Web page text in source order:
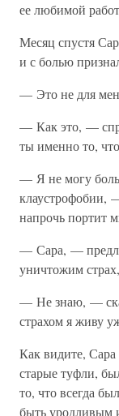
ее любимой
Месяц спустя
и с болью
— Это не для
— Как это, —
ты именно то,
— Я не могу
клаустрофобии,
напрочь портит
— Сара, —
уничтожим
— Не знаю, —
страхом я живу
Как видите,
старые туфли,
то, что всегда
быть уродливым